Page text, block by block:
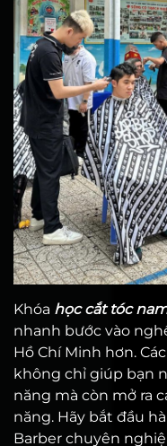
Khóa học cắt tóc
nhanh bước vào
Hồ Chí Minh hơn.
không chỉ giúp bạn
năng mà còn mở ra
năng. Hãy bắt đầu
Barber chuyên